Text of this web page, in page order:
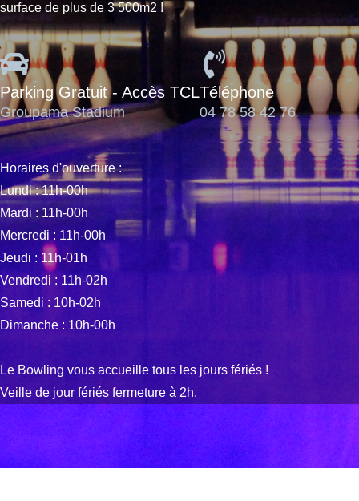
surface de plus de 3 500m2 !
Parking Gratuit - Accès TCL
Groupama Stadium
Téléphone
04 78 58 42 76
Horaires d'ouverture :
Lundi : 11h-00h
Mardi : 11h-00h
Mercredi : 11h-00h
Jeudi : 11h-01h
Vendredi : 11h-02h
Samedi : 10h-02h
Dimanche : 10h-00h
Le Bowling vous accueille tous les jours fériés !
Veille de jour fériés fermeture à 2h.